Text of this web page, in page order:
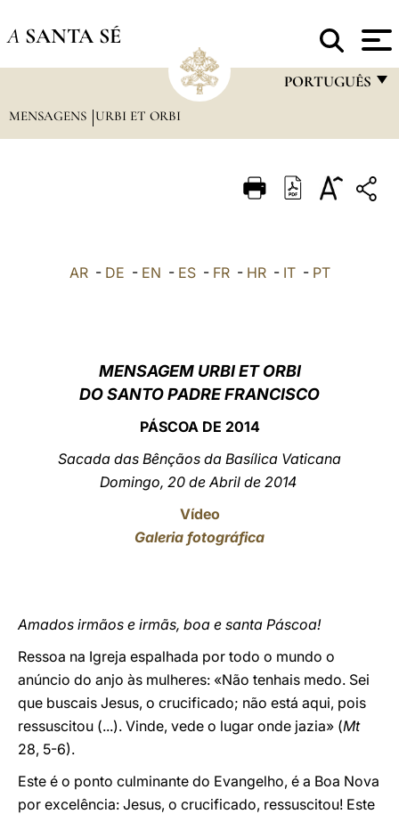
A SANTA SÉ
PORTUGUÊS
ITALIANO
中文
MENSAGENS URBI ET ORBI
AR- DE - EN - ES- FR- HR- IT- PT
MENSAGEM URBI ET ORBI
DO SANTO PADRE FRANCISCO
PÁSCOA DE 2014
Sacada das Bênçãos da Basílica Vaticana
Domingo, 20 de Abril de 2014
Vídeo
Galeria fotográfica
Amados irmãos e irmãs, boa e santa Páscoa!
Ressoa na Igreja espalhada por todo o mundo o
anúncio do anjo às mulheres: «Não tenhais medo. Sei
que buscais Jesus, o crucificado; não está aqui, pois
ressuscitou (...). Vinde, vede o lugar onde jazia» (Mt
28, 5-6).
Este é o ponto culminante do Evangelho, é a Boa Nova
por excelência: Jesus, o crucificado, ressuscitou! Este